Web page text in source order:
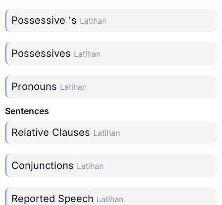
Possessive 's Latihan
Possessives Latihan
Pronouns Latihan
Sentences
Relative Clauses Latihan
Conjunctions Latihan
Reported Speech Latihan